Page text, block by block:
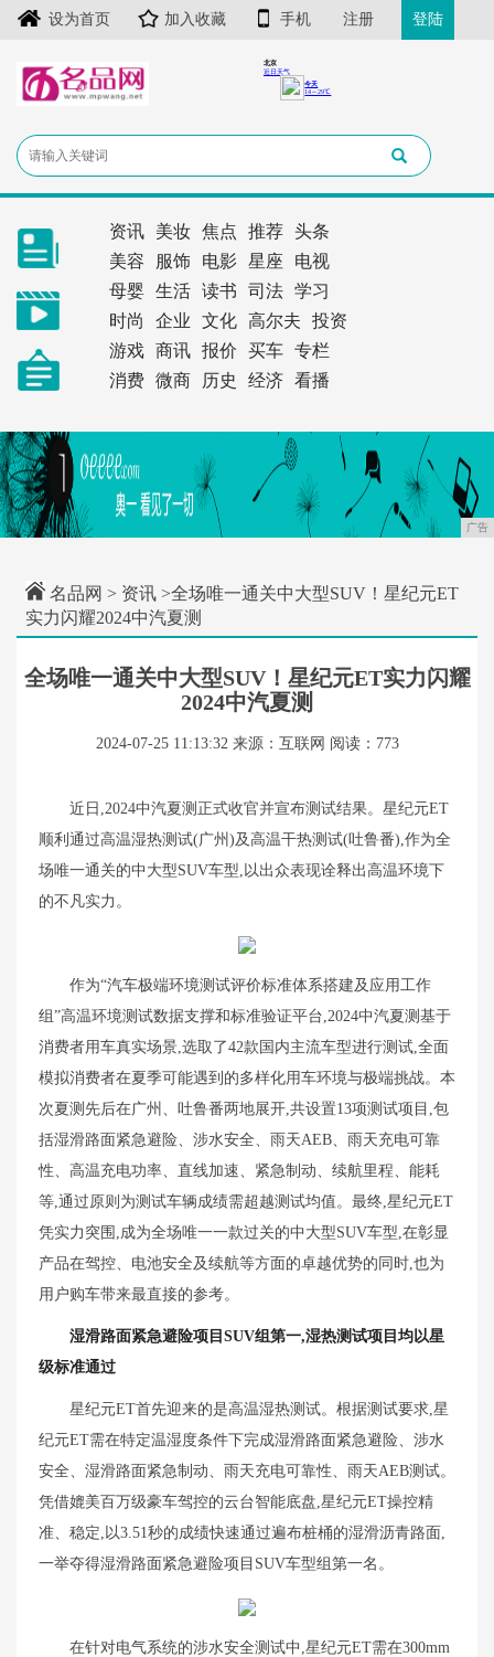
设为首页 加入收藏 手机 注册 登陆
资讯 美妆 焦点 推荐
头条
美容
服饰 电影 星座
电视
母婴
生活 读书 司法
学习
时尚
企业 文化 高尔夫
投资
游戏
商讯 报价 买车
专栏
消费
微商 历史 经济 看播
广告
名品网 > 资讯 >全场唯一通关中大型SUV！星纪元ET
实力闪耀2024中汽夏测
全场唯一通关中大型SUV！星纪元ET实力闪耀
2024中汽夏测
2024-07-25 11:13:32 来源：互联网 阅读：773
近日,2024中汽夏测正式收官并宣布测试结果。星纪元ET
顺利通过高温湿热测试(广州)及高温干热测试(吐鲁番),作为全
场唯一通关的中大型SUV车型,以出众表现诠释出高温环境下
的不凡实力。
作为“汽车极端环境测试评价标准体系搭建及应用工作
组”高温环境测试数据支撑和标准验证平台,2024中汽夏测基于
消费者用车真实场景,选取了42款国内主流车型进行测试,全面
模拟消费者在夏季可能遇到的多样化用车环境与极端挑战。本
次夏测先后在广州、吐鲁番两地展开,共设置13项测试项目,包
括湿滑路面紧急避险、涉水安全、雨天AEB、雨天充电可靠
性、高温充电功率、直线加速、紧急制动、续航里程、能耗
等,通过原则为测试车辆成绩需超越测试均值。最终,星纪元ET
凭实力突围,成为全场唯一一款过关的中大型SUV车型,在彰显
产品在驾控、电池安全及续航等方面的卓越优势的同时,也为
用户购车带来最直接的参考。
湿滑路面紧急避险项目 SUV组第一,湿热测试项目均以星
级标准通过
星纪元ET首先迎来的是高温湿热测试。根据测试要求,星
纪元ET需在特定温湿度条件下完成湿滑路面紧急避险、涉水
安全、湿滑路面紧急制动、雨天充电可靠性、雨天AEB测试。
凭借媲美百万级豪车驾控的云台智能底盘,星纪元ET操控精
准、稳定,以3.51秒的成绩快速通过遍布桩桶的湿滑沥青路面,
一举夺得湿滑路面紧急避险项目SUV车型组第一名。
在针对电气系统的涉水安全测试中,星纪元ET需在300mm